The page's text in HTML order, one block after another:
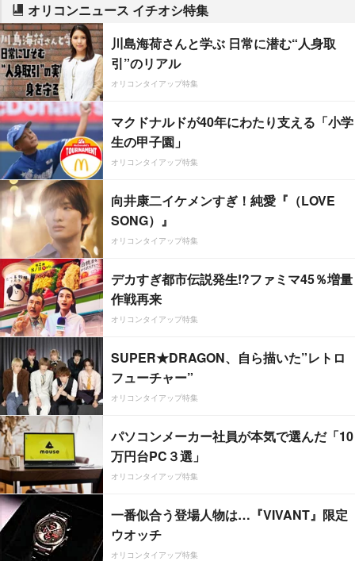
オリコンニュース イチオシ特集
川島海荷さんと学ぶ 日常に潜む“人身取
引”のリアル
オリコンタイアップ特集
マクドナルドが40年にわたり支える「小学
生の甲子園」
オリコンタイアップ特集
向井康二イケメンすぎ！純愛『（LOVE
SONG）』
オリコンタイアップ特集
デカすぎ都市伝説発生!?ファミマ45％増量
作戦再来
オリコンタイアップ特集
SUPER★DRAGON、自ら描いた”レトロ
フューチャー”
オリコンタイアップ特集
パソコンメーカー社員が本気で選んだ「10
万円台PC３選」
オリコンタイアップ特集
一番似合う登場人物は…『VIVANT』限定
ウオッチ
オリコンタイアップ特集